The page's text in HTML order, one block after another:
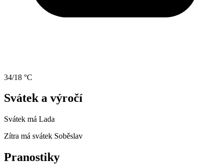
34/18 °C
Svátek a výročí
Svátek má Lada
Zítra má svátek Soběslav
Pranostiky